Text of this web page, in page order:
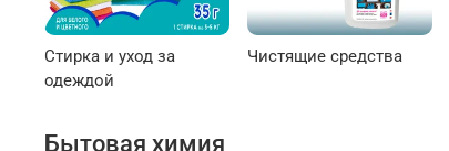
Стирка и уход за
одеждой
Чистящие средства
Бытовая химия